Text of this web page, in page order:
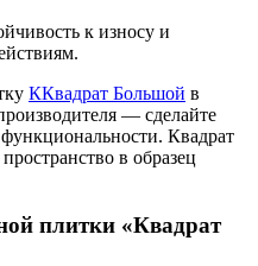
к износу и
ККвадрат Большой в
— сделайте
Квадрат
в образец
плитки «Квадрат